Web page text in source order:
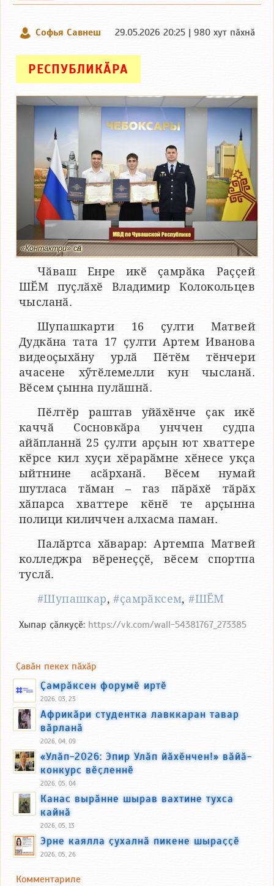
Софья Савнеш 29.05.2026 20:25 | 980 хут пӑхнӑ
РЕСПУБЛИКӐРА
«Контактри» сӑн
Чӑваш Енре икӗ ҫамрӑка Раҫҫей
ШӖМ пуҫлӑхӗ Владимир Колокольцев
чысланӑ.
Шупашкарти 16 ҫулти Матвей
Дудкӑна тата 17 ҫулти Артем Иванова
видеоҫыхӑну урлӑ Пӗтӗм тӗнчери
ачасене хӳтӗлемелли кун чысланӑ.
Вӗсем ҫынна пулӑшнӑ.
Пӗлтӗр раштав уйӑхӗнче ҫак икӗ
каччӑ Сосновкӑра унччен судпа
айӑпланнӑ 25 ҫулти арҫын ют хваттере
кӗрсе кил хуҫи хӗрарӑмне хӗнесе укҫа
ыйтнине асӑрханӑ. Вӗсем нумай
шутласа тӑман – газ пӑрӑхӗ тӑрӑх
хӑпарса хваттере кӗнӗ те арҫынна
полици киличчен алхасма паман.
Палӑртса хӑварар: Артемпа Матвей
колледжра вӗренеҫҫӗ, вӗсем спортпа
туслӑ.
#Шупашкар,#ҫамрӑксем,#ШӖМ
Хыпар ҫӑлкуҫӗ: https://vk.com/wall-54381767_273385
Ҫавӑн пекех пӑхӑр
Ҫамрӑксен форумӗ иртӗ
2026, 03, 23
Африкӑри студентка лавккаран тавар
вӑрланӑ
2026, 04, 09
«Улӑп-2026: Эпир Улӑп йӑхӗнчен!» вӑйӑ-
конкурс вӗҫленнӗ
2026, 05, 04
Канас вырӑнне шырав вахтине тухса
кайнӑ
2026, 05, 13
Эрне каялла ҫухалнӑ пикене шыраҫҫӗ
2026, 05, 26
Комментариле